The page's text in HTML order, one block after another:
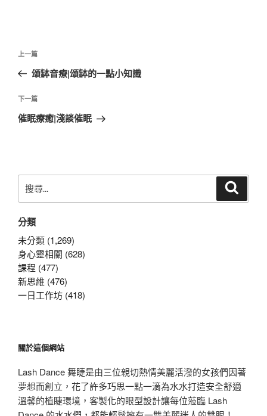
文
導
覽
上
一
文
章
上一篇
頌缽音療|頌缽的一點小知識
下
一
下一篇
催眠療癒|淺談催眠
尋
鍵
字:
分類
未分類 (1,269)
身心靈相關 (628)
課程 (477)
新思維 (476)
一日工作坊 (418)
關於這個網站
Lash Dance 舞睫是由三位親切熱情美麗活潑的女孩們因著
夢想而創立，花了許多巧思一點一滴為水水打造安全舒適
溫馨的植睫環境，客製化的眼型設計讓每位蒞臨 Lash